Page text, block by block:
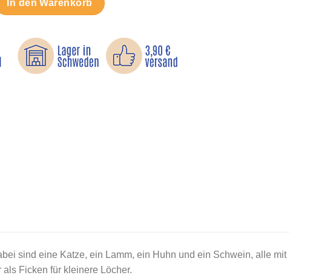
In den Warenkorb
sind eine Katze, ein Lamm, ein Huhn und ein Schwein, alle mit
Ficken für kleinere Löcher.